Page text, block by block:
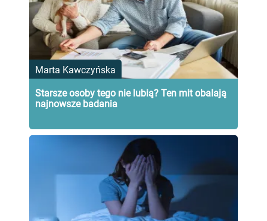
Marta Kawczyńska
Starsze osoby tego nie lubią? Ten mit obalają
najnowsze badania